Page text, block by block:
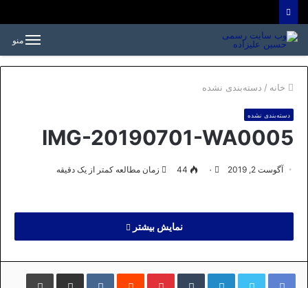
منو
خانه / دسته‌بندی نشده
دسته‌بندی نشده
IMG-20190701-WA0005
آگوست 2, 2019 ۰ 44 زمان مطالعه کمتر از یک دقیقه
نمایش بیشتر
لینکداینتامبلر پینتریستReddit
VKontakte
اشتراک گذاری با ایمیل چاپ